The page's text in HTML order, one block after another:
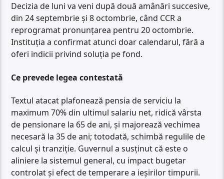
Decizia de luni va veni după două amânări succesive,
din 24 septembrie și 8 octombrie, când CCR a
reprogramat pronunțarea pentru 20 octombrie.
Instituția a confirmat atunci doar calendarul, fără a
oferi indicii privind soluția pe fond.
Ce prevede legea contestată
Textul atacat plafonează pensia de serviciu la
maximum 70% din ultimul salariu net, ridică vârsta
de pensionare la 65 de ani, și majorează vechimea
necesară la 35 de ani; totodată, schimbă regulile de
calcul și tranziție. Guvernul a susținut că este o
aliniere la sistemul general, cu impact bugetar
controlat și efect de temperare a ieșirilor timpurii.